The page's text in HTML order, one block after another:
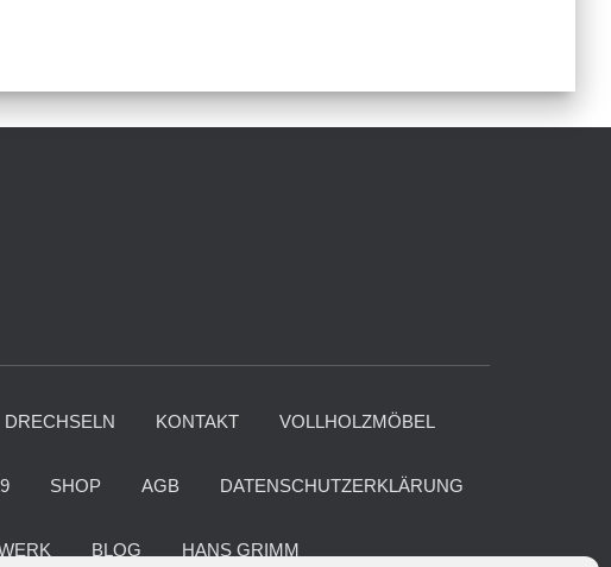
DRECHSELN KONTAKT VOLLHOLZMÖBEL
SHOP AGB DATENSCHUTZERKLÄRUNG
BLOG HANS GRIMM